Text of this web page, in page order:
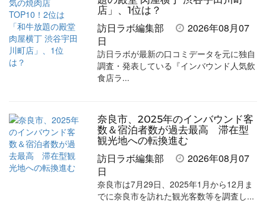
シ
ェ
ア
ク
マ
ー
ク
加
購
読
す
る
録
す
る
店」、1位は？
訪日ラボ編集部
2026年08月07
日
訪日ラボが最新の口コミデータを元に独自
調査・発表している『インバウンド人気飲
食店ラ...
奈良市、2025年のインバウンド客
数＆宿泊者数が過去最高 滞在型
観光地への転換進む
訪日ラボ編集部
2026年08月07
日
奈良市は7月29日、2025年1月から12月ま
でに奈良市を訪れた観光客数等を調査し...